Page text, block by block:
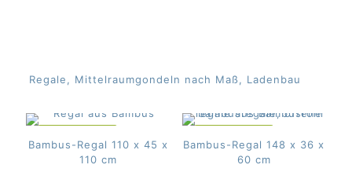
Regale, Mittelraumgondeln nach Maß, Ladenbau
Bambus-Regal 110 x 45 x
110 cm
Bambus-Regal 148 x 36 x
60 cm